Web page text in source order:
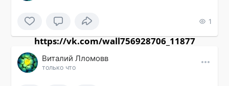
1
https://vk.com/wall756928706_11877
Виталий Лломовв
только что